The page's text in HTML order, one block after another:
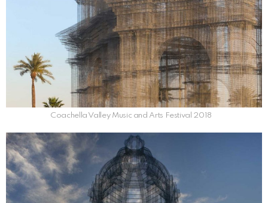
Coachella Valley Music and Arts Festival 2018